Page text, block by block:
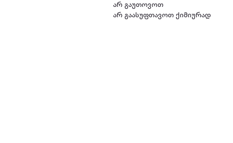
არ გაუთოვოთ
არ გაასუფთავოთ ქიმიურად